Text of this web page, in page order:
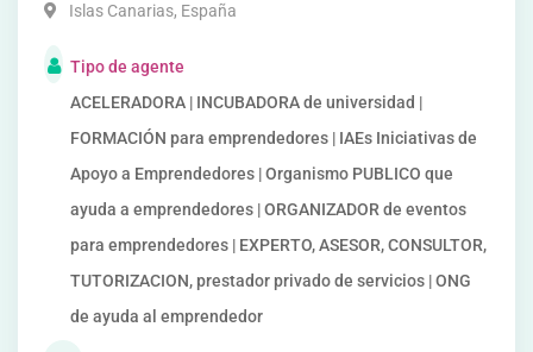
Islas Canarias, España
Tipo de agente
ACELERADORA | INCUBADORA de universidad |
FORMACIÓN para emprendedores | IAEs Iniciativas de
Apoyo a Emprendedores | Organismo PUBLICO que
ayuda a emprendedores | ORGANIZADOR de eventos
para emprendedores | EXPERTO, ASESOR, CONSULTOR,
TUTORIZACION, prestador privado de servicios | ONG
de ayuda al emprendedor